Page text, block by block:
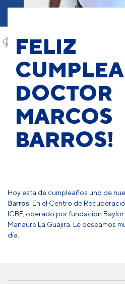
FELIZ
DOCTOR
MARCOS
BARROS!
Hoy esta de cumpleaños uno de
Barros . En el Centro de
ICBF, operado por fundación
Manaure La Guajira. Le deseamos
día.